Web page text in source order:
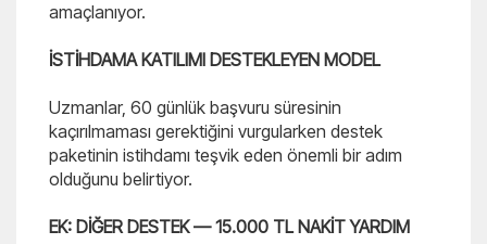
amaçlanıyor.
İSTİHDAMA KATILIMI DESTEKLEYEN MODEL
Uzmanlar, 60 günlük başvuru süresinin
kaçırılmaması gerektiğini vurgularken destek
paketinin istihdamı teşvik eden önemli bir adım
olduğunu belirtiyor.
EK: DİĞER DESTEK — 15.000 TL NAKİT YARDIM